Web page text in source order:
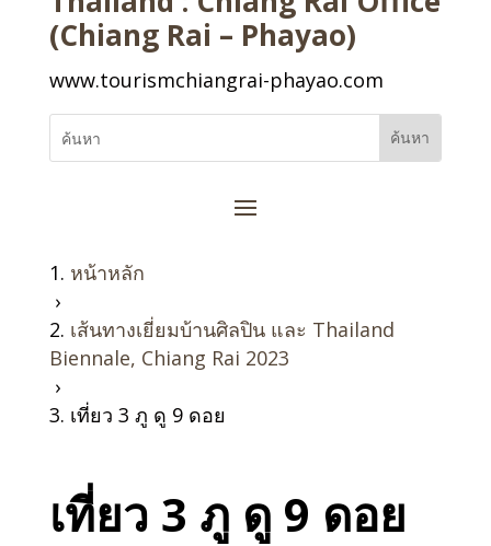
(Chiang Rai – Phayao)
www.tourismchiangrai-phayao.com
หน้าหลัก
›
เส้นทางเยี่ยมบ้านศิลปิน และ Thailand
Biennale, Chiang Rai 2023
›
เที่ยว 3 ภู ดู 9 ดอย
เที่ยว 3 ภู ดู 9 ดอย